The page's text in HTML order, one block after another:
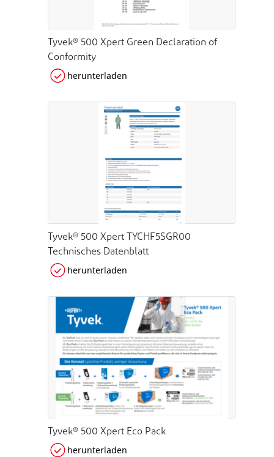
Tyvek® 500 Xpert Green Declaration of
Conformity
herunterladen
Tyvek® 500 Xpert TYCHF5SGR00
Technisches Datenblatt
herunterladen
Tyvek® 500 Xpert Eco Pack
herunterladen